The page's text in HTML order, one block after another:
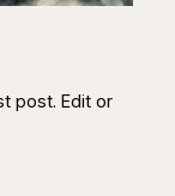
post. Edit or